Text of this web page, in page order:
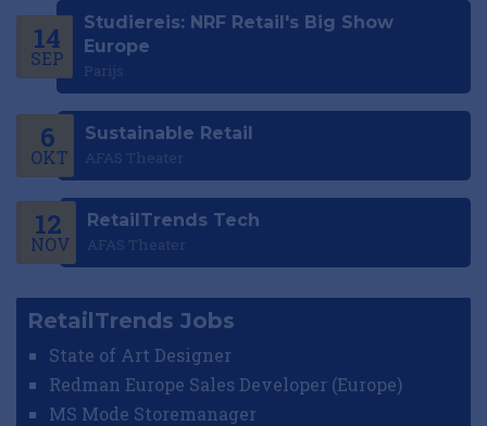
14
SEP
Studiereis: NRF Retail's Big Show
Europe
Parijs
6
OKT
Sustainable Retail
AFAS Theater
12
NOV
RetailTrends Tech
AFAS Theater
RetailTrends Jobs
State of Art Designer
Redman Europe Sales Developer (Europe)
MS Mode Storemanager